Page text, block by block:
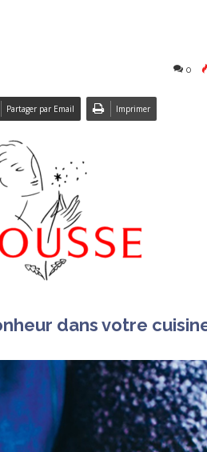
0
Partager par Email Imprimer
dans votre